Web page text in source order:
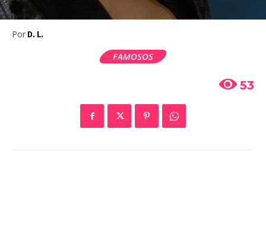
Por D. L.
FAMOSOS
53